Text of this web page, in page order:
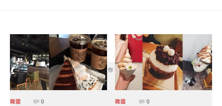
韓國 0 韓國 0
你